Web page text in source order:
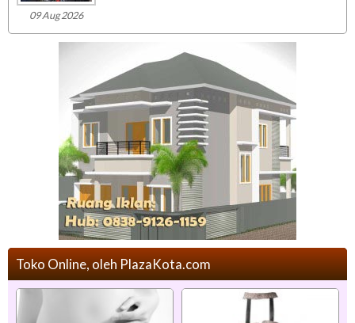
09 Aug 2026
Toko Online, oleh PlazaKota.com